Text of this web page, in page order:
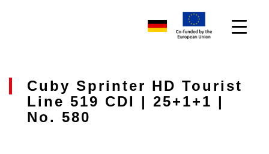
Cuby Sprinter HD Tourist
Line 519 CDI | 25+1+1 |
No. 580